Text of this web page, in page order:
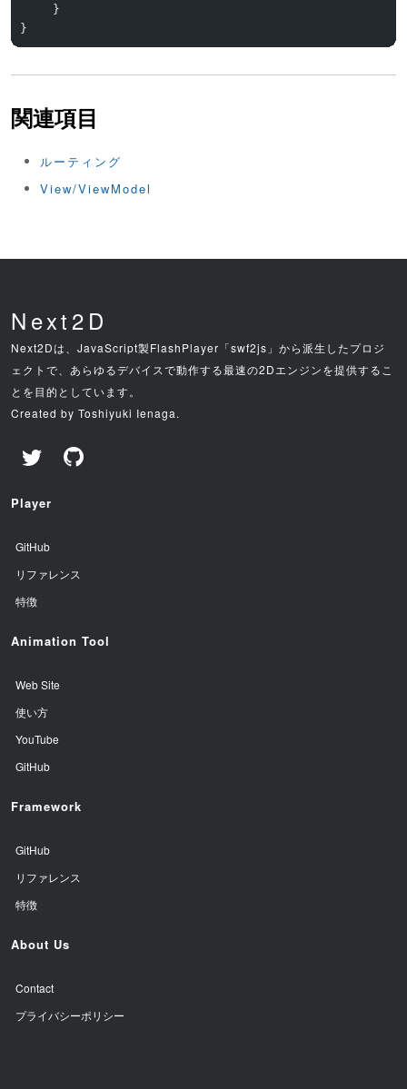
    }
}
関連項目
ルーティング
View/ViewModel
Next2D
Next2Dは、JavaScript製FlashPlayer「swf2js」から派生したプロジ
ェクトで、あらゆるデバイスで動作する最速の2Dエンジンを提供するこ
とを目的としています。
Created by Toshiyuki Ienaga.
Player
GitHub
リファレンス
特徴
Animation Tool
Web Site
使い方
YouTube
GitHub
Framework
GitHub
リファレンス
特徴
About Us
Contact
プライバシーポリシー